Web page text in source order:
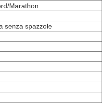
Marathon
senza spazzole